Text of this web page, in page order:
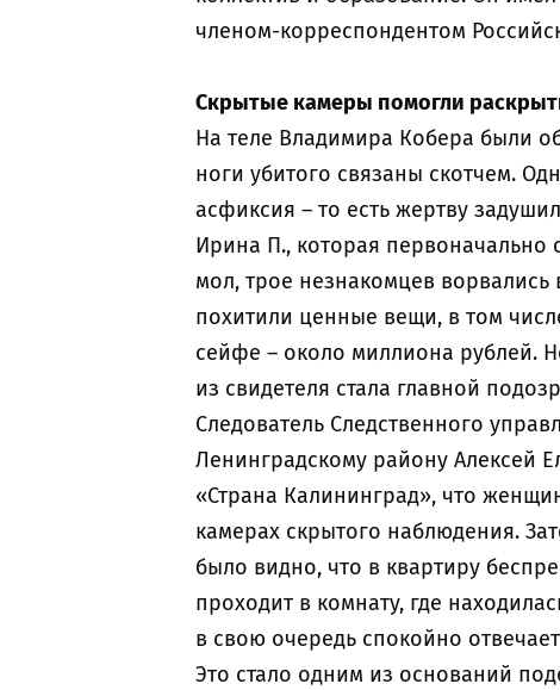
членом-корреспондентом
Скрытые камеры помогли
На теле Владимира Кобера были
ноги убитого связаны скотчем.
асфиксия – то есть жертву
Ирина П., которая первоначально
мол, трое незнакомцев
похитили ценные вещи, в том
сейфе – около миллиона рублей.
из свидетеля стала главной
Следователь Следственного
Ленинградскому району Алексей
«Страна Калининград», что
камерах скрытого наблюдения.
было видно, что в квартиру
проходит в комнату, где
в свою очередь спокойно
Это стало одним из оснований